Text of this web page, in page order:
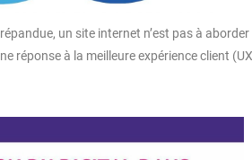
un site internet n’est pas à
réponse à la meilleure expérience client